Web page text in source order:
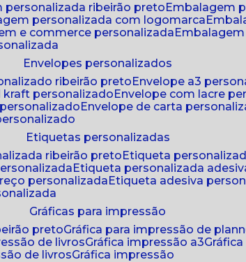
personalizada ribeirão preto
embalagem
personalizada com logomarca
e commerce personalizada
envelopes personalizados
ribeirão preto
envelope a3
kraft personalizado
envelope com lacre
envelope de carta
etiquetas personalizadas
ribeirão preto
etiqueta
etiqueta personalizada
personalizada
etiqueta adesiva
gráficas para impressão
preto gráfica para impressão de
de livros gráfica impressão a3
de livros
gráfica impressão